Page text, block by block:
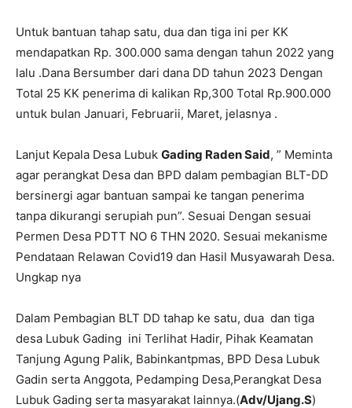
Untuk bantuan tahap satu, dua dan tiga ini per KK
mendapatkan Rp. 300.000 sama dengan tahun 2022 yang
lalu .Dana Bersumber dari dana DD tahun 2023 Dengan
Total 25 KK penerima di kalikan Rp,300 Total Rp.900.000
untuk bulan Januari, Februarii, Maret, jelasnya .
Lanjut Kepala Desa Lubuk Gading Raden Said, ” Meminta
agar perangkat Desa dan BPD dalam pembagian BLT-DD
bersinergi agar bantuan sampai ke tangan penerima
tanpa dikurangi serupiah pun”. Sesuai Dengan sesuai
Permen Desa PDTT NO 6 THN 2020. Sesuai mekanisme
Pendataan Relawan Covid19 dan Hasil Musyawarah Desa.
Ungkap nya
Dalam Pembagian BLT DD tahap ke satu, dua dan tiga
desa Lubuk Gading ini Terlihat Hadir, Pihak Keamatan
Tanjung Agung Palik, Babinkantpmas, BPD Desa Lubuk
Gadin serta Anggota, Pedamping Desa,Perangkat Desa
Lubuk Gading serta masyarakat lainnya.(Adv/Ujang.S)